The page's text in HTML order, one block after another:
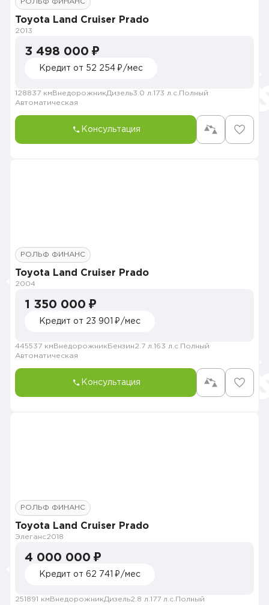
РОЛЬФ ФИНАНС
Toyota Land Cruiser Prado
2013
3 498 000 ₽
Кредит от 52 254 ₽/мес
128837 км ВнедорожникДизель3.0 л. 173 л.с. Полный
Автоматическая
Консультация
РОЛЬФ ФИНАНС
Toyota Land Cruiser Prado
2004
1 350 000 ₽
Кредит от 23 901 ₽/мес
445537 км Внедорожник Бензин2.7 л. 163 л.с. Полный
Автоматическая
Консультация
РОЛЬФ ФИНАНС
Toyota Land Cruiser Prado
Элеганс2018
4 000 000 ₽
Кредит от 62 741 ₽/мес
251891 км ВнедорожникДизель2.8 л. 177 л.с. Полный